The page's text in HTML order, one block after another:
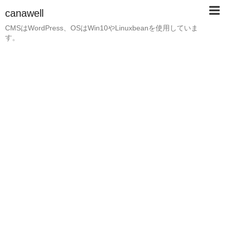
canawell
CMSはWordPress、OSはWin10やLinuxbeanを使用していま
す。